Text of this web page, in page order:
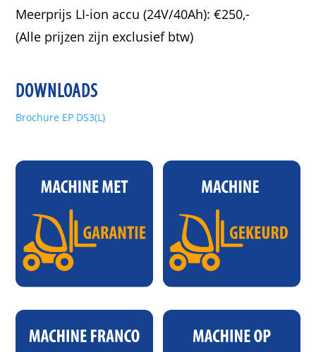
Meerprijs LI-ion accu (24V/40Ah): €250,-
(Alle prijzen zijn exclusief btw)
DOWNLOADS
Brochure EP DS3(L)